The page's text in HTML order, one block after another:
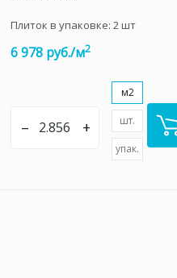
Плиток в упаковке: 2 шт
6 978 руб./м2
– +
м2
шт.
упак.